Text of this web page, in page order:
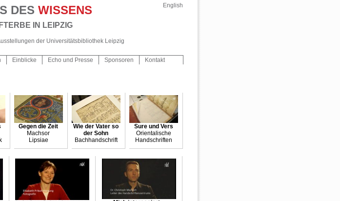
English
DES WISSENS
IN LEIPZIG
der Universitätsbibliothek Leipzig
Einblicke Echo und Presse Sponsoren Kontakt
Gegen die Zeit
Machsor
Lipsiae
Wie der Vater so
der Sohn
Bachhandschrift
Sure und Vers
Orientalische
Handschriften